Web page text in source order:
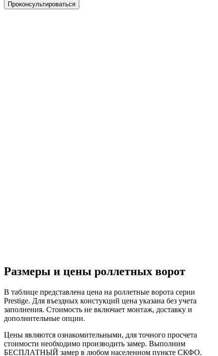
Проконсультироваться
Размеры и цены роллетных ворот
В таблице представлена цена на роллетные ворота серии
Prestige. Для въездных констукций цена указана без учета
заполнения. Стоимость не включает монтаж, доставку и
дополнительные опции.
Цены являются ознакомительными, для точного просчета
стоимости необходимо производить замер. Выполним
БЕСПЛАТНЫЙ замер в любом населенном пункте СКФО.